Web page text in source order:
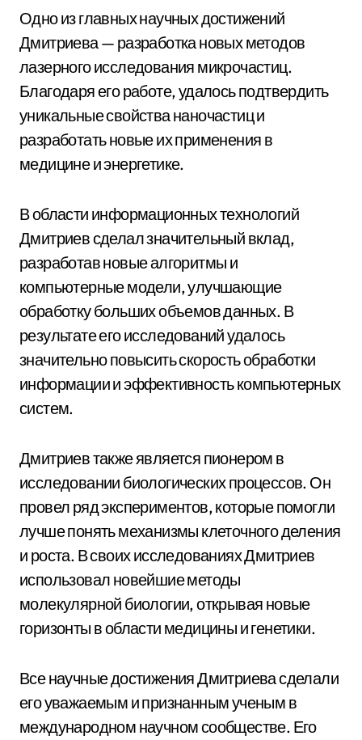
Одно из главных научных достижений
Дмитриева — разработка новых методов
лазерного исследования микрочастиц.
Благодаря его работе, удалось подтвердить
уникальные свойства наночастиц и
разработать новые их применения в
медицине и энергетике.
В области информационных технологий
Дмитриев сделал значительный вклад,
разработав новые алгоритмы и
компьютерные модели, улучшающие
обработку больших объемов данных. В
результате его исследований удалось
значительно повысить скорость обработки
информации и эффективность компьютерных
систем.
Дмитриев также является пионером в
исследовании биологических процессов. Он
провел ряд экспериментов, которые помогли
лучше понять механизмы клеточного деления
и роста. В своих исследованиях Дмитриев
использовал новейшие методы
молекулярной биологии, открывая новые
горизонты в области медицины и генетики.
Все научные достижения Дмитриева сделали
его уважаемым и признанным ученым в
международном научном сообществе. Его